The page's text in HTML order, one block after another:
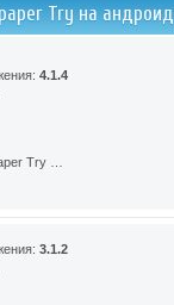
Try на андроид
4.1.4
Try …
3.1.2